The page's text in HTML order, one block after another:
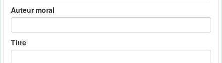
Auteur moral
Titre